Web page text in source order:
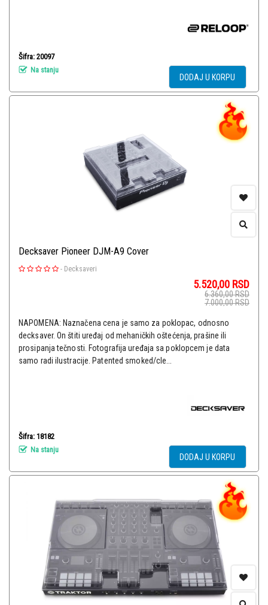
Šifra: 20097
Na stanju
DODAJ U KORPU
Decksaver Pioneer DJM-A9 Cover
- Decksaveri
5.520,00 RSD
6.360,00RSD
7.000,00RSD
NAPOMENA: Naznačena cena je samo za poklopac, odnosno
decksaver. On štiti uređaj od mehaničkih oštećenja, prašine ili
prosipanja tečnosti. Fotografija uređaja sa poklopcem je data
samo radi ilustracije. Patented smoked/cle...
Šifra: 18182
Na stanju
DODAJ U KORPU